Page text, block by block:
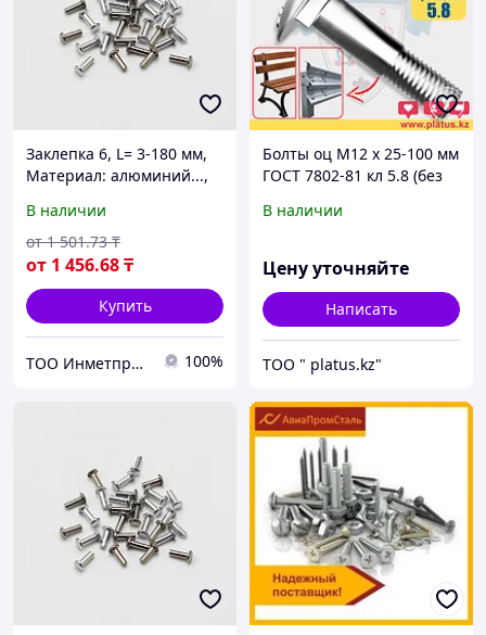
Заклепка 6, L= 3-180 мм,
Материал: алюминий...,
В наличии
от 1 456.68₸
от 1 501.73 ₸
Купить
ТОО Инметпром 100%
Болты оц М12 х 25-100 мм
ГОСТ 7802-81 кл 5.8 (без
ДОРОЖНЫЙ
В наличии
Цену уточняйте
Написать
ТОО " platus.kz"